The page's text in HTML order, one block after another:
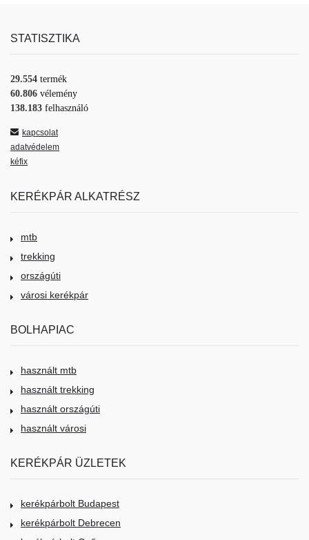
STATISZTIKA
29.554 termék
60.806 vélemény
138.183 felhasználó
kapcsolat
adatvédelem
kéfix
KERÉKPÁR ALKATRÉSZ
mtb
trekking
országúti
városi kerékpár
BOLHAPIAC
használt mtb
használt trekking
használt országúti
használt városi
KERÉKPÁR ÜZLETEK
kerékpárbolt Budapest
kerékpárbolt Debrecen